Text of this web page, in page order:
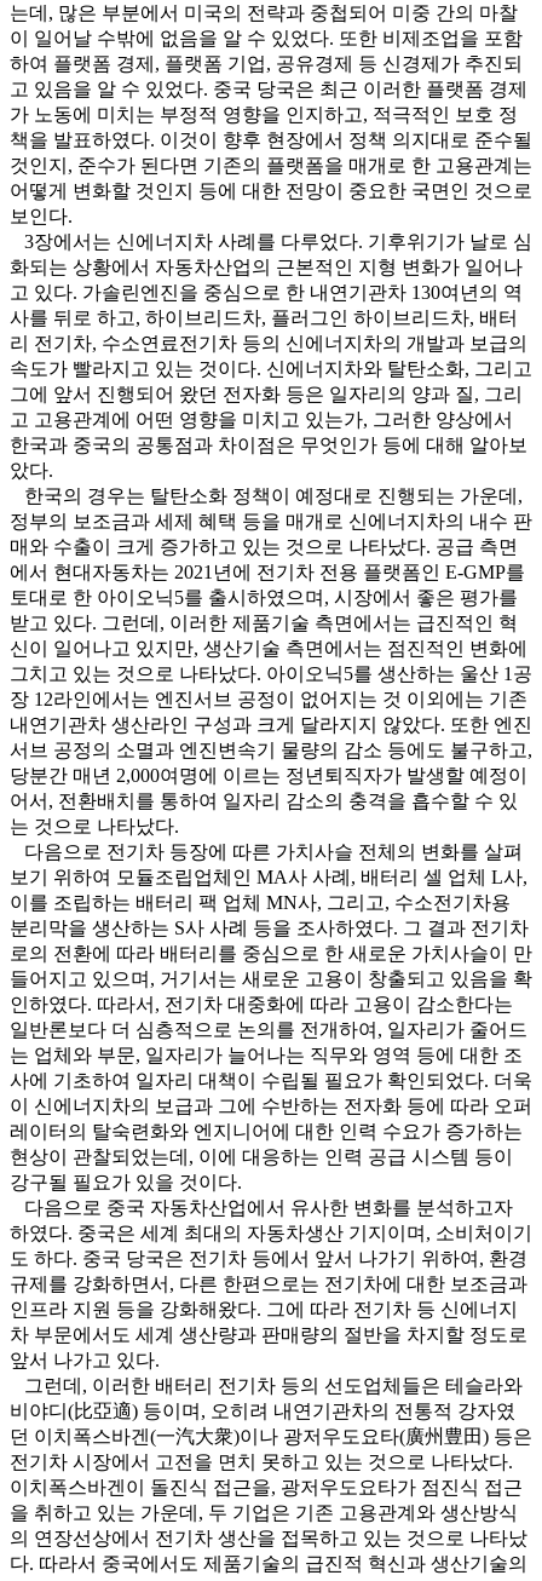
는데, 많은 부분에서 미국의 전략과 중첩되어 미중 간의 마찰
이 일어날 수밖에 없음을 알 수 있었다. 또한 비제조업을 포함
하여 플랫폼 경제, 플랫폼 기업, 공유경제 등 신경제가 추진되
고 있음을 알 수 있었다. 중국 당국은 최근 이러한 플랫폼 경제
가 노동에 미치는 부정적 영향을 인지하고, 적극적인 보호 정
책을 발표하였다. 이것이 향후 현장에서 정책 의지대로 준수될
것인지, 준수가 된다면 기존의 플랫폼을 매개로 한 고용관계는
어떻게 변화할 것인지 등에 대한 전망이 중요한 국면인 것으로
보인다.
3장에서는 신에너지차 사례를 다루었다. 기후위기가 날로 심
화되는 상황에서 자동차산업의 근본적인 지형 변화가 일어나
고 있다. 가솔린엔진을 중심으로 한 내연기관차 130여년의 역
사를 뒤로 하고, 하이브리드차, 플러그인 하이브리드차, 배터
리 전기차, 수소연료전기차 등의 신에너지차의 개발과 보급의
속도가 빨라지고 있는 것이다. 신에너지차와 탈탄소화, 그리고
그에 앞서 진행되어 왔던 전자화 등은 일자리의 양과 질, 그리
고 고용관계에 어떤 영향을 미치고 있는가, 그러한 양상에서
한국과 중국의 공통점과 차이점은 무엇인가 등에 대해 알아보
았다.
한국의 경우는 탈탄소화 정책이 예정대로 진행되는 가운데,
정부의 보조금과 세제 혜택 등을 매개로 신에너지차의 내수 판
매와 수출이 크게 증가하고 있는 것으로 나타났다. 공급 측면
에서 현대자동차는 2021년에 전기차 전용 플랫폼인 E-GMP를
토대로 한 아이오닉5를 출시하였으며, 시장에서 좋은 평가를
받고 있다. 그런데, 이러한 제품기술 측면에서는 급진적인 혁
신이 일어나고 있지만, 생산기술 측면에서는 점진적인 변화에
그치고 있는 것으로 나타났다. 아이오닉5를 생산하는 울산 1공
장 12라인에서는 엔진서브 공정이 없어지는 것 이외에는 기존
내연기관차 생산라인 구성과 크게 달라지지 않았다. 또한 엔진
서브 공정의 소멸과 엔진변속기 물량의 감소 등에도 불구하고,
당분간 매년 2,000여명에 이르는 정년퇴직자가 발생할 예정이
어서, 전환배치를 통하여 일자리 감소의 충격을 흡수할 수 있
는 것으로 나타났다.
다음으로 전기차 등장에 따른 가치사슬 전체의 변화를 살펴
보기 위하여 모듈조립업체인 MA사 사례, 배터리 셀 업체 L사,
이를 조립하는 배터리 팩 업체 MN사, 그리고, 수소전기차용
분리막을 생산하는 S사 사례 등을 조사하였다. 그 결과 전기차
로의 전환에 따라 배터리를 중심으로 한 새로운 가치사슬이 만
들어지고 있으며, 거기서는 새로운 고용이 창출되고 있음을 확
인하였다. 따라서, 전기차 대중화에 따라 고용이 감소한다는
일반론보다 더 심층적으로 논의를 전개하여, 일자리가 줄어드
는 업체와 부문, 일자리가 늘어나는 직무와 영역 등에 대한 조
사에 기초하여 일자리 대책이 수립될 필요가 확인되었다. 더욱
이 신에너지차의 보급과 그에 수반하는 전자화 등에 따라 오퍼
레이터의 탈숙련화와 엔지니어에 대한 인력 수요가 증가하는
현상이 관찰되었는데, 이에 대응하는 인력 공급 시스템 등이
강구될 필요가 있을 것이다.
다음으로 중국 자동차산업에서 유사한 변화를 분석하고자
하였다. 중국은 세계 최대의 자동차생산 기지이며, 소비처이기
도 하다. 중국 당국은 전기차 등에서 앞서 나가기 위하여, 환경
규제를 강화하면서, 다른 한편으로는 전기차에 대한 보조금과
인프라 지원 등을 강화해왔다. 그에 따라 전기차 등 신에너지
차 부문에서도 세계 생산량과 판매량의 절반을 차지할 정도로
앞서 나가고 있다.
그런데, 이러한 배터리 전기차 등의 선도업체들은 테슬라와
비야디(比亞適) 등이며, 오히려 내연기관차의 전통적 강자였
던 이치폭스바겐(一汽大衆)이나 광저우도요타(廣州豊田) 등은
전기차 시장에서 고전을 면치 못하고 있는 것으로 나타났다.
이치폭스바겐이 돌진식 접근을, 광저우도요타가 점진식 접근
을 취하고 있는 가운데, 두 기업은 기존 고용관계와 생산방식
의 연장선상에서 전기차 생산을 접목하고 있는 것으로 나타났
다. 따라서 중국에서도 제품기술의 급진적 혁신과 생산기술의